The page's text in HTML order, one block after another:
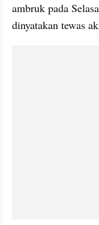
ambruk pada
dinyatakan tewas